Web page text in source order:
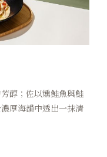
醇；佐以燻鮭魚與鮭
厚海韻中透出一抹清